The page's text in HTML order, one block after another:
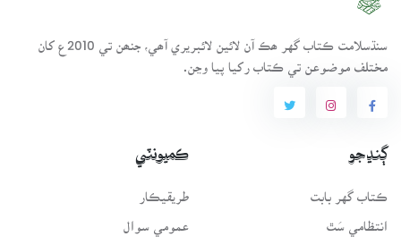
سنڌسلامت ڪتاب گهر ھڪ آن لائين لائبريري آھي، جنھن تي 2010ع کان
مختلف موضوعن تي ڪتاب رکيا پيا وڃن.
ڳنڍجو
ڪتاب گهر بابت
انتظامي سَٿ
ڪميونٽي
طريقيڪار
عمومي سوال